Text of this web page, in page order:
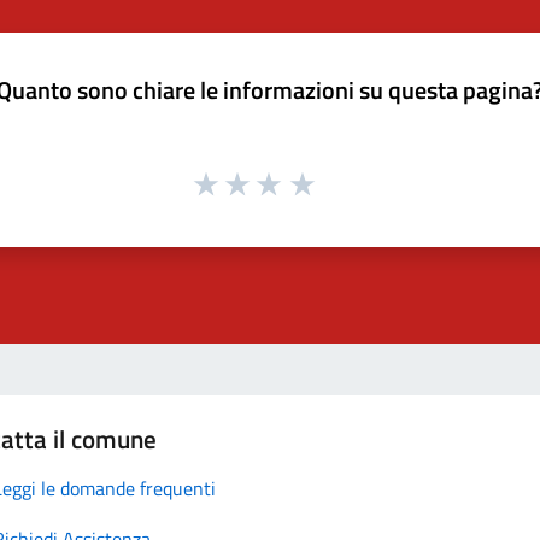
sono chiare le informazioni su questa
il comune
le domande frequenti